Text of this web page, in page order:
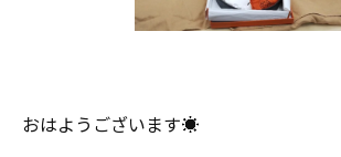
おはようございます☀